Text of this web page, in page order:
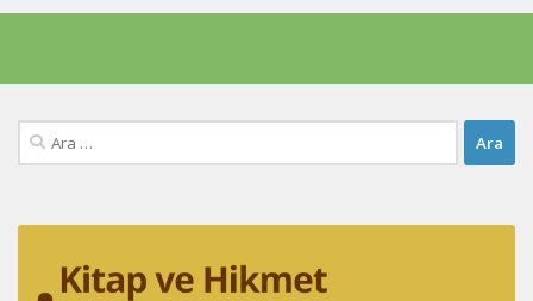
Arama: